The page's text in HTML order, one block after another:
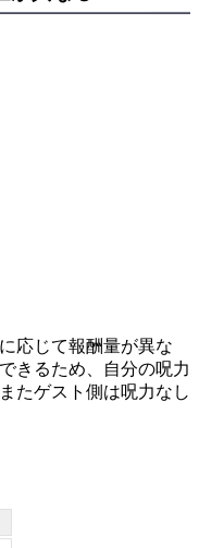
応じて報酬量が異な
きるため、自分の呪力
たゲスト側は呪力なし